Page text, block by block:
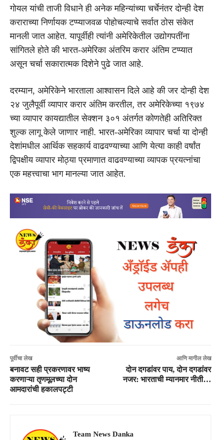
गोयल यांची ताजी विधाने ही अनेक महिन्यांच्या चर्चेनंतर दोन्ही देश
कराराच्या निर्णायक टप्प्याजवळ पोहोचल्याचे सर्वात ठोस संकेत
मानली जात आहेत. यापूर्वीही त्यांनी अमेरिकेतील उद्योगपतींना
सांगितले होते की भारत-अमेरिका अंतरिम करार अंतिम टप्प्यात
असून चर्चा सकारात्मक दिशेने पुढे जात आहे.
दरम्यान, अमेरिकेने भारताला आश्वासन दिले आहे की जर दोन्ही देश
२४ जुलैपूर्वी व्यापार करार अंतिम करतील, तर अमेरिकेच्या १९७४
च्या व्यापार कायद्यातील सेक्शन ३०१ अंतर्गत कोणतेही अतिरिक्त
शुल्क लागू केले जाणार नाही. भारत-अमेरिका व्यापार चर्चा या दोन्ही
देशांमधील आर्थिक सहकार्य वाढवण्याच्या आणि येत्या काही वर्षांत
द्विपक्षीय व्यापार मोठ्या प्रमाणात वाढवण्याच्या व्यापक प्रयत्नांचा
एक महत्त्वाचा भाग मानल्या जात आहेत.
पूर्वीचा लेख
बनावट सही प्रकरणावर भाष्य
करणाऱ्या तृणमूलच्या दोन
आमदारांची हकालपट्टी
आणि मागील लेख
दोन दगडांवर पाय, दोन दगडांवर
नजर: भारताची म्यानमार नीती…
Team News Danka